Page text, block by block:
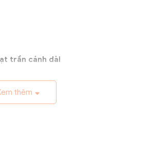
trần cánh dài
đầu được làm thủ công và chạy bằng điện
triển với sự tiến bộ của công nghệ điện.
thêm